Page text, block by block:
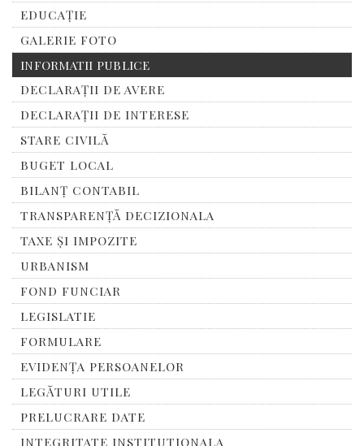
EDUCAȚIE
GALERIE FOTO
INFORMATII PUBLICE
DECLARAȚII DE AVERE
DECLARAȚII DE INTERESE
STARE CIVILĂ
BUGET LOCAL
BILANȚ CONTABIL
TRANSPARENȚĂ DECIZIONALA
TAXE ȘI IMPOZITE
URBANISM
FOND FUNCIAR
LEGISLATIE
FORMULARE
EVIDENȚA PERSOANELOR
LEGĂTURI UTILE
PRELUCRARE DATE
INTEGRITATE INSTITUTIONALA